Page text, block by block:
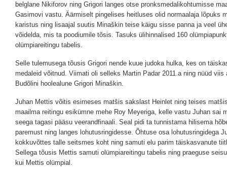
belglane Nikiforov ning Grigori langes otse pronksmedalikohtumisse
Gasimovi vastu. Äärmiselt pingelises heitluses olid normaalaja lõpuks
karistus ning lisaajal suutis Minaškin teise käigu sisse panna ja veel
võidelda, mis ta poodiumile tõsis. Tasuks ülihinnalised 160
olümpiareitingu tabelis.
Selle tulemusega tõusis Grigori nende kuue judoka hulka, kes on
medaleid võitnud. Viimati oli selleks Martin Padar 2011.a ning nüüd viis
Budõlini hoolealune Grigori Minaškin.
Juhan Mettis võitis esimeses matšis sakslast Heinlet ning teises
maailma reitingu esikümne mehe Roy Meyeriga, kelle vastu Juhan sai
seega tagasi pääsu veerandfinaali. Seal pidi ta tunnistama hilisema
paremust ning langes lohutusringidesse. Õhtuse osa lohutusringidega
kokkuvõttes talle seitsmes koht ning samuti elu parim täiskasvanute
Sellega tõusis Mettis samuti olümpiareitingu tabelis ning praeguse
kui Mettis olümpial.